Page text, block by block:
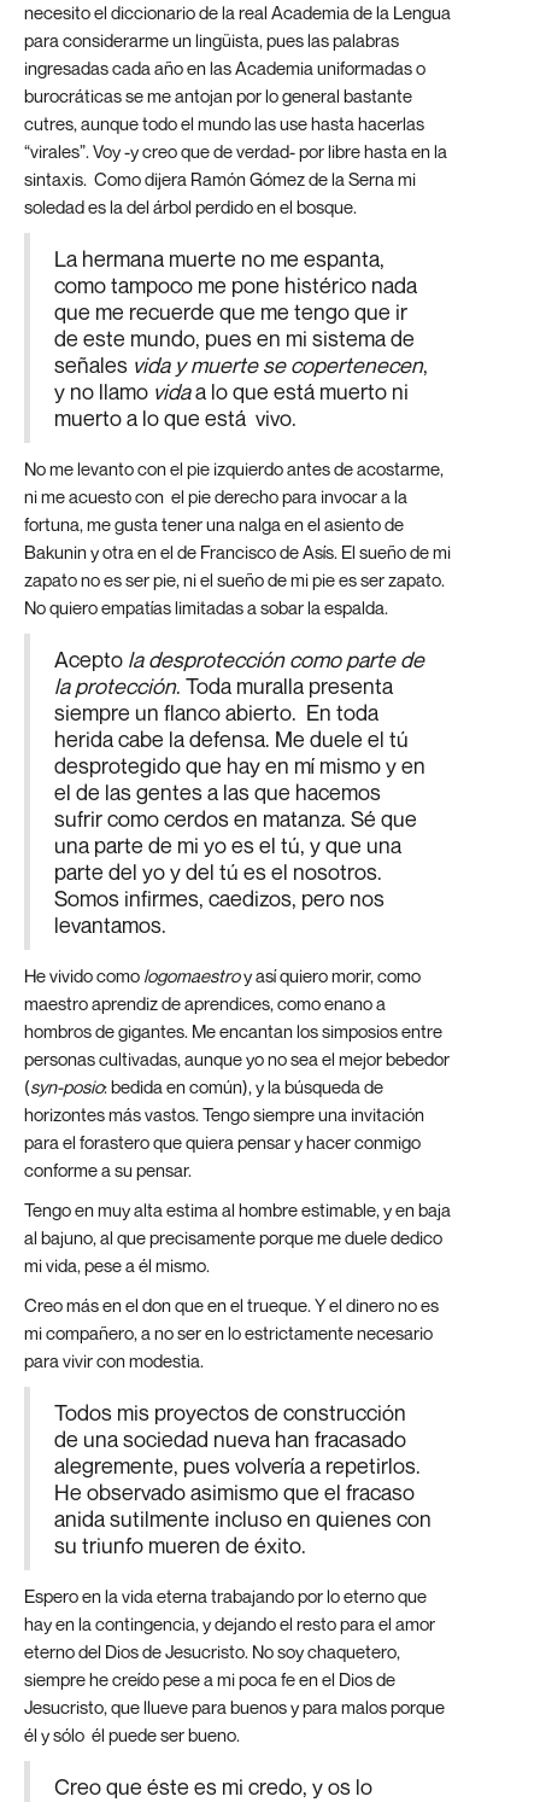
necesito el diccionario de la real Academia de la Lengua
para considerarme un lingüista, pues las palabras
ingresadas cada año en las Academia uniformadas o
burocráticas se me antojan por lo general bastante
cutres, aunque todo el mundo las use hasta hacerlas
“virales”. Voy -y creo que de verdad- por libre hasta en la
sintaxis. Como dijera Ramón Gómez de la Serna mi
soledad es la del árbol perdido en el bosque.
La hermana muerte no me espanta,
como tampoco me pone histérico nada
que me recuerde que me tengo que ir
de este mundo, pues en mi sistema de
señales vida y muerte se copertenecen,
y no llamo vidaa lo que está muerto ni
muerto a lo que está vivo.
No me levanto con el pie izquierdo antes de acostarme,
ni me acuesto con el pie derecho para invocar a la
fortuna, me gusta tener una nalga en el asiento de
Bakunin y otra en el de Francisco de Asís. El sueño de mi
zapato no es ser pie, ni el sueño de mi pie es ser zapato.
No quiero empatías limitadas a sobar la espalda.
Acepto la desprotección como parte de
la protección. Toda muralla presenta
siempre un flanco abierto. En toda
herida cabe la defensa. Me duele el tú
desprotegido que hay en mí mismo y en
el de las gentes a las que hacemos
sufrir como cerdos en matanza. Sé que
una parte de mi yo es el tú, y que una
parte del yo y del tú es el nosotros.
Somos infirmes, caedizos, pero nos
levantamos.
He vivido como logomaestroy así quiero morir, como
maestro aprendiz de aprendices, como enano a
hombros de gigantes. Me encantan los simposios entre
personas cultivadas, aunque yo no sea el mejor bebedor
(syn-posio: bedida en común), y la búsqueda de
horizontes más vastos. Tengo siempre una invitación
para el forastero que quiera pensar y hacer conmigo
conforme a su pensar.
Tengo en muy alta estima al hombre estimable, y en baja
al bajuno, al que precisamente porque me duele dedico
mi vida, pese a él mismo.
Creo más en el don que en el trueque. Y el dinero no es
mi compañero, a no ser en lo estrictamente necesario
para vivir con modestia.
Todos mis proyectos de construcción
de una sociedad nueva han fracasado
alegremente, pues volvería a repetirlos.
He observado asimismo que el fracaso
anida sutilmente incluso en quienes con
su triunfo mueren de éxito.
Espero en la vida eterna trabajando por lo eterno que
hay en la contingencia, y dejando el resto para el amor
eterno del Dios de Jesucristo. No soy chaquetero,
siempre he creído pese a mi poca fe en el Dios de
Jesucristo, que llueve para buenos y para malos porque
él y sólo él puede ser bueno.
Creo que éste es mi credo, y os lo